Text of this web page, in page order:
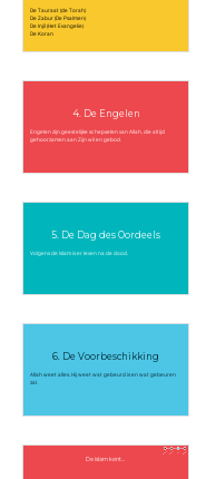
De Tauraat (de Torah)
De Zabur (De Psalmen)
De Injil (Het Evangelie)
De Koran
4. De Engelen
Engelen zijn geestelijke schepselen van Allah, die altijd
gehoorzamen aan Zijn wil en gebod.
5. De Dag des Oordeels
Volgens de Islam is er leven na de dood.
6. De Voorbeschikking
Allah weet alles. Hij weet wat gebeurd is en wat gebeuren
zal.
De islam kent...